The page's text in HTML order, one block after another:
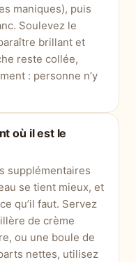
maniques), puis
Soulevez le
brillant et
reste collée,
: personne n’y
où il est le
supplémentaires
se tient mieux, et
qu’il faut. Servez
de crème
ou une boule de
nettes, utilisez